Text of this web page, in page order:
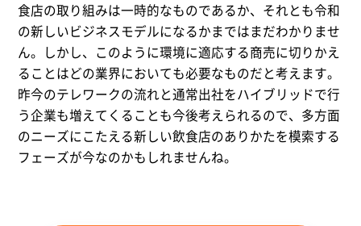
食店の取り組みは一時的なものであるか、それとも令和
の新しいビジネスモデルになるかまではまだわかりませ
ん。しかし、このように環境に適応する商売に切りかえ
ることはどの業界においても必要なものだと考えます。
昨今のテレワークの流れと通常出社をハイブリッドで行
う企業も増えてくることも今後考えられるので、多方面
のニーズにこたえる新しい飲食店のありかたを模索する
フェーズが今なのかもしれませんね。